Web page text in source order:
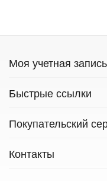
Моя учетная запись
Быстрые ссылки
Покупательский
Контакты